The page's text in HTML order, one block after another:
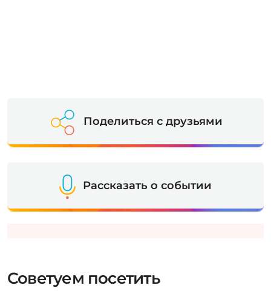
Поделиться с друзьями
Рассказать о событии
Советуем посетить